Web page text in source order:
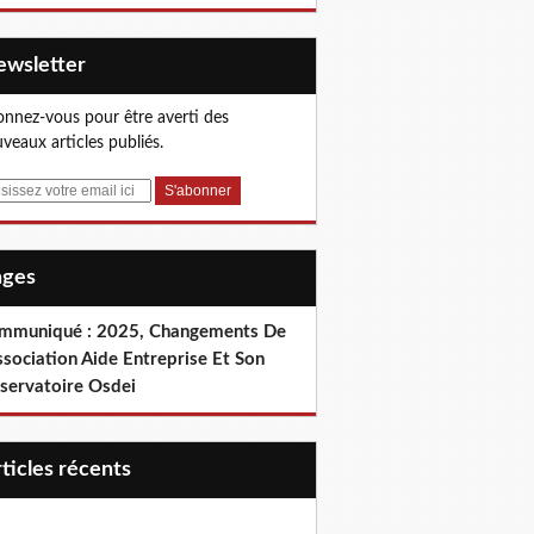
vous pour être averti des
articles publiés.
: 2025, Changements De
Aide Entreprise Et Son
Osdei
récents